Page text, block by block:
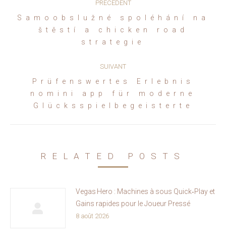
PRÉCÉDENT
Article
précédent
Samoobslužné spoléhání na
štěstí a chicken road
strategie
SUIVANT
Article
suivant
Prüfenswertes Erlebnis
nomini app für moderne
Glücksspielbegeisterte
RELATED POSTS
Vegas Hero : Machines à sous Quick‑Play et
Gains rapides pour le Joueur Pressé
8 août 2026